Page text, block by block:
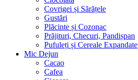
Covrigei și Sărățele
Gustări
Plăcinte și Cozonac
Prăjituri, Checuri, Pandișpan
Pufuleți și Cereale Expandate
Mic Dejun
Cacao
Cafea